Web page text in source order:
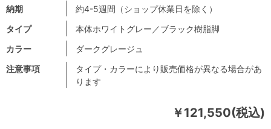
￥121,550(税込)
注意事項
タイプ・カラーにより販売価格が異なる場合があ
ります
納期
約4-5週間（ショップ休業日を除く）
タイプ
本体ホワイトグレー／ブラック樹脂脚
カラー
ダークグレージュ